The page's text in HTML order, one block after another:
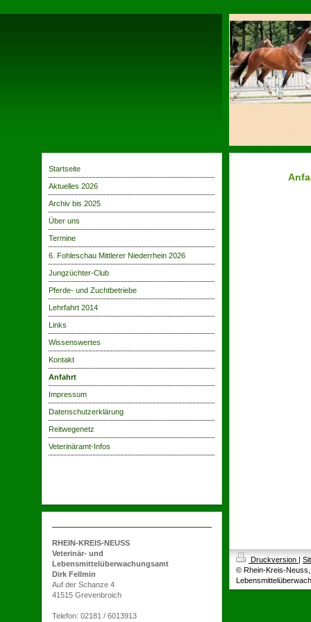
Startseite
Aktuelles 2026
Archiv bis 2025
Über uns
Termine
6. Fohleschau Mittlerer Niederrhein 2026
Jungzüchter-Club
Pferde- und Zuchtbetriebe
Lehrfahrt 2014
Links
Wissenswertes
Kontakt
Anfahrt
Impressum
Datenschutzerklärung
Reitwegenetz
Veterinäramt-Infos
RHEIN-KREIS-NEUSS
Veterinär- und
Lebensmittelüberwachungsamt
Dirk Fellmin
Auf der Schanze 4
41515 Grevenbroich
Telefon: 02181 / 6013913
Druckversion |
© Rhein-Kreis-